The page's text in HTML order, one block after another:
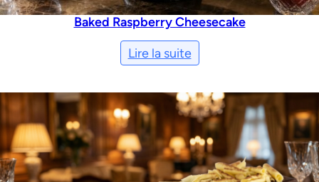
Baked Raspberry Cheesecake
Lire la suite